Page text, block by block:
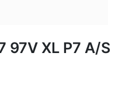
97V XL P7 A/S